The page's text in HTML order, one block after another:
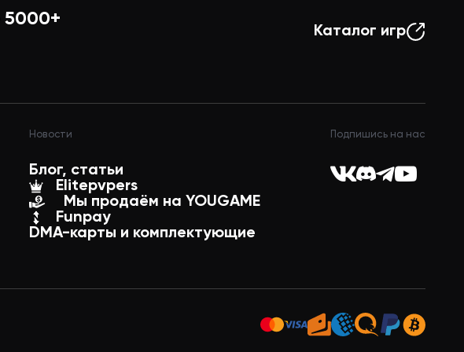
5000+
Каталог игр
Новости
Блог, статьи
Elitepvpers
Мы продаём на YOUGAME
Funpay
DMA-карты и комплектующие
Подпишись на нас